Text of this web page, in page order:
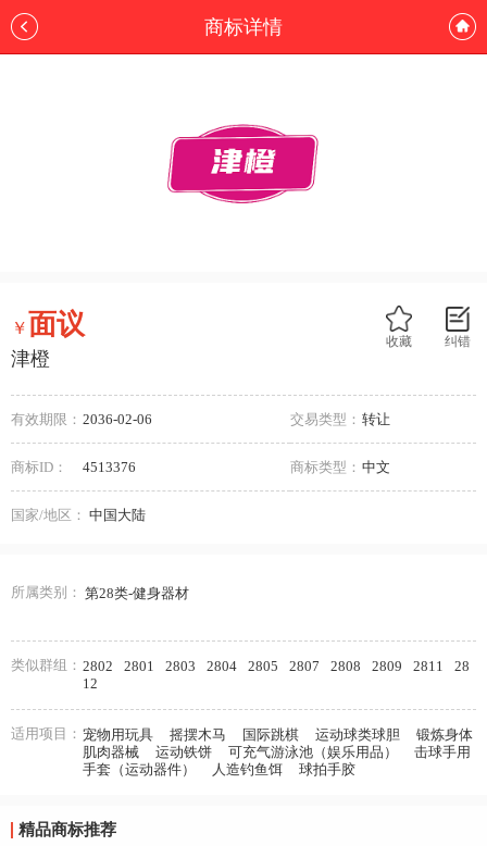
商标详情
纠错
收藏
￥面议
津橙
有效期限： 2036-02-06 交易类型： 转让
商标ID： 4513376 商标类型： 中文
国家/地区： 中国大陆
所属类别： 第28类-健身器材
类似群组： 2802 2801 2803 2804 2805 2807 2808 2809 2811
28
12
适用项目： 宠物用玩具 摇摆木马 国际跳棋 运动球类球胆
锻炼身体
肌肉器械
运动铁饼 可充气游泳池（娱乐用品）
击球手用
手套（运动器件）
人造钓鱼饵 球拍手胶
精品商标推荐